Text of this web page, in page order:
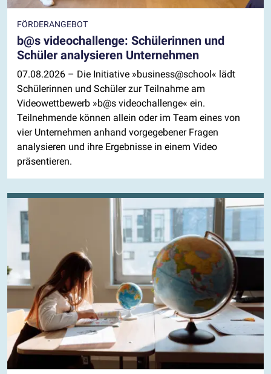
FÖRDERANGEBOT
b@s videochallenge: Schülerinnen und
Schüler analysieren Unternehmen
07.08.2026 – Die Initiative »business@school« lädt
Schülerinnen und Schüler zur Teilnahme am
Videowettbewerb »b@s videochallenge« ein.
Teilnehmende können allein oder im Team eines von
vier Unternehmen anhand vorgegebener Fragen
analysieren und ihre Ergebnisse in einem Video
präsentieren.